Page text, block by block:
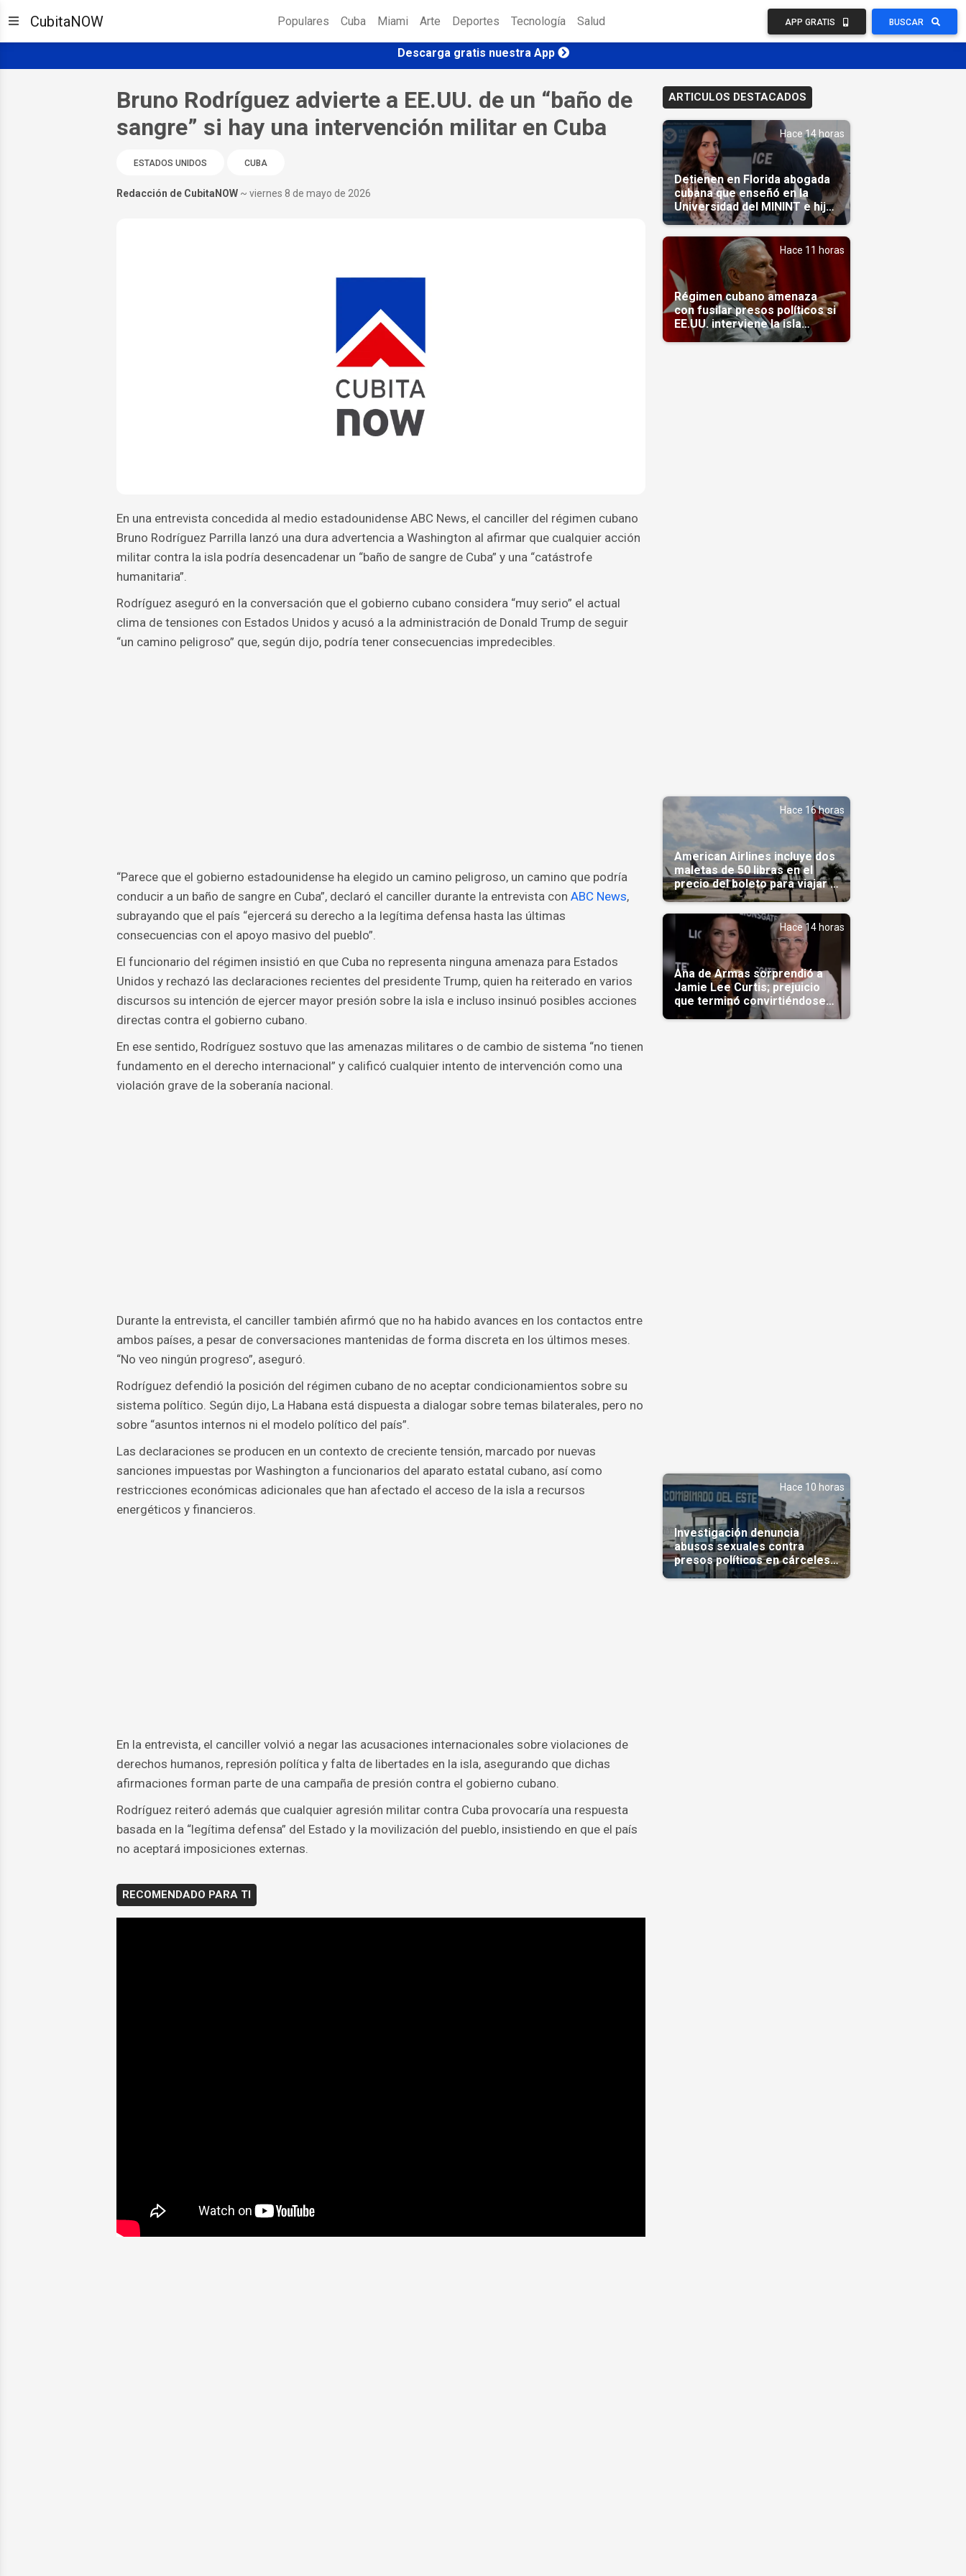
CubitaNOW Populares Cuba Miami Arte Deportes Tecnología Salud APP GRATIS BUSCAR
Descarga gratis nuestra App
Bruno Rodríguez advierte a EE.UU. de un “baño de
sangre” si hay una intervención militar en Cuba
ESTADOS UNIDOS CUBA
Redacción de CubitaNOW ~ viernes 8 de mayo de 2026
En una entrevista concedida al medio estadounidense ABC News, el canciller del régimen cubano
Bruno Rodríguez Parrilla lanzó una dura advertencia a Washington al afirmar que cualquier acción
militar contra la isla podría desencadenar un “baño de sangre de Cuba” y una “catástrofe
humanitaria”.
Rodríguez aseguró en la conversación que el gobierno cubano considera “muy serio” el actual
clima de tensiones con Estados Unidos y acusó a la administración de Donald Trump de seguir
“un camino peligroso” que, según dijo, podría tener consecuencias impredecibles.
“Parece que el gobierno estadounidense ha elegido un camino peligroso, un camino que podría
conducir a un baño de sangre en Cuba”, declaró el canciller durante la entrevista con ABC News,
subrayando que el país “ejercerá su derecho a la legítima defensa hasta las últimas
consecuencias con el apoyo masivo del pueblo”.
El funcionario del régimen insistió en que Cuba no representa ninguna amenaza para Estados
Unidos y rechazó las declaraciones recientes del presidente Trump, quien ha reiterado en varios
discursos su intención de ejercer mayor presión sobre la isla e incluso insinuó posibles acciones
directas contra el gobierno cubano.
En ese sentido, Rodríguez sostuvo que las amenazas militares o de cambio de sistema “no tienen
fundamento en el derecho internacional” y calificó cualquier intento de intervención como una
violación grave de la soberanía nacional.
Durante la entrevista, el canciller también afirmó que no ha habido avances en los contactos entre
ambos países, a pesar de conversaciones mantenidas de forma discreta en los últimos meses.
“No veo ningún progreso”, aseguró.
Rodríguez defendió la posición del régimen cubano de no aceptar condicionamientos sobre su
sistema político. Según dijo, La Habana está dispuesta a dialogar sobre temas bilaterales, pero no
sobre “asuntos internos ni el modelo político del país”.
Las declaraciones se producen en un contexto de creciente tensión, marcado por nuevas
sanciones impuestas por Washington a funcionarios del aparato estatal cubano, así como
restricciones económicas adicionales que han afectado el acceso de la isla a recursos
energéticos y financieros.
En la entrevista, el canciller volvió a negar las acusaciones internacionales sobre violaciones de
derechos humanos, represión política y falta de libertades en la isla, asegurando que dichas
afirmaciones forman parte de una campaña de presión contra el gobierno cubano.
Rodríguez reiteró además que cualquier agresión militar contra Cuba provocaría una respuesta
basada en la “legítima defensa” del Estado y la movilización del pueblo, insistiendo en que el país
no aceptará imposiciones externas.
RECOMENDADO PARA TI
ARTICULOS DESTACADOS
Hace 14 horas
Detienen en Florida abogada
cubana que enseñó en la
Universidad del MININT e hija
de diplomático cubano
Hace 11 horas
Régimen cubano amenaza
con fusilar presos políticos si
EE.UU. interviene la isla
(Video)
Hace 16 horas
American Airlines incluye dos
maletas de 50 libras en el
precio del boleto para viajar a
Cuba en agosto
Hace 14 horas
Ana de Armas sorprendió a
Jamie Lee Curtis; prejuicio
que terminó convirtiéndose
en admiración en Hollywood
Hace 10 horas
Investigación denuncia
abusos sexuales contra
presos políticos en cárceles
cubanas